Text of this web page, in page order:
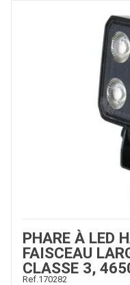
PHARE À LED
FAISCEAU
CLASSE 3,
Ref. 170282